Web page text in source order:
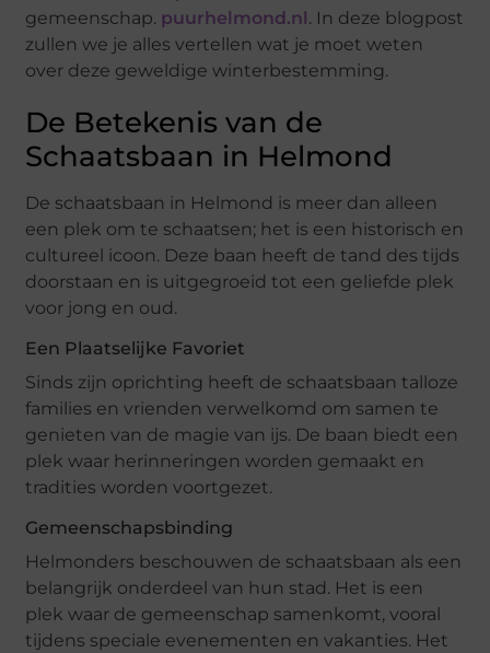
gemeenschap. puurhelmond.nl . In deze blogpost
zullen we je alles vertellen wat je moet weten
over deze geweldige winterbestemming.
De Betekenis van de
Schaatsbaan in Helmond
De schaatsbaan in Helmond is meer dan alleen
een plek om te schaatsen; het is een historisch en
cultureel icoon. Deze baan heeft de tand des tijds
doorstaan en is uitgegroeid tot een geliefde plek
voor jong en oud.
Een Plaatselijke Favoriet
Sinds zijn oprichting heeft de schaatsbaan talloze
families en vrienden verwelkomd om samen te
genieten van de magie van ijs. De baan biedt een
plek waar herinneringen worden gemaakt en
tradities worden voortgezet.
Gemeenschapsbinding
Helmonders beschouwen de schaatsbaan als een
belangrijk onderdeel van hun stad. Het is een
plek waar de gemeenschap samenkomt, vooral
tijdens speciale evenementen en vakanties. Het